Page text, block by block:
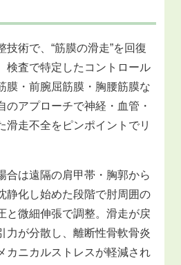
術で、“筋膜の滑走”を回復
検査で特定したコントロール
膜・前腕屈筋膜・胸腰筋膜な
のアプローチで神経・血管・
滑走不全をピンポイントでリ
合は遠隔の肩甲帯・胸郭から
静化し始めた段階で肘周囲の
と微細伸張で調整。滑走が戻
力が分散し、離断性骨軟骨炎
カニカルストレスが軽減され